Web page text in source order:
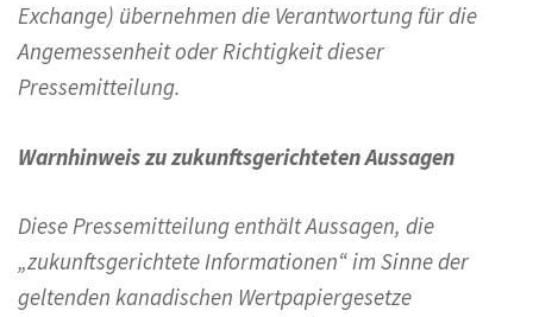
Exchange) übernehmen die Verantwortung für die
Angemessenheit oder Richtigkeit dieser
Pressemitteilung.
Warnhinweis zu zukunftsgerichteten Aussagen
Diese Pressemitteilung enthält Aussagen, die
„zukunftsgerichtete Informationen“ im Sinne der
geltenden kanadischen Wertpapiergesetze